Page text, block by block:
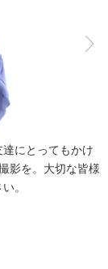
にとってもかけ
影を。大切な皆様
。